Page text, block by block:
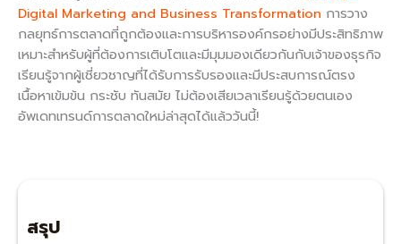
Digital Marketing and Business Transformation การวาง
กลยุทธ์การตลาดที่ถูกต้องและการบริหารองค์กรอย่างมีประสิทธิภาพ
เหมาะสำหรับผู้ที่ต้องการเติบโตและมีมุมมองเดียวกันกับเจ้าของธุรกิจ
เรียนรู้จากผู้เชี่ยวชาญที่ได้รับการรับรองและมีประสบการณ์ตรง
เนื้อหาเข้มข้น กระชับ ทันสมัย ไม่ต้องเสียเวลาเรียนรู้ด้วยตนเอง
อัพเดทเทรนด์การตลาดใหม่ล่าสุดได้แล้ววันนี้!
สรุป